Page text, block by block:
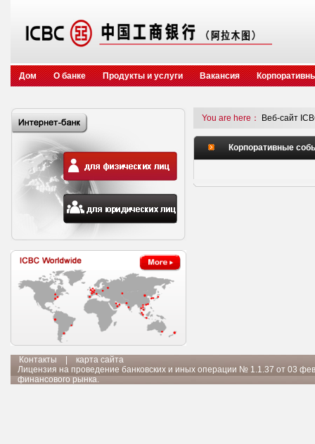
Дом О банке Продукты и услуги Вакансия
You are here： Веб-сайт
Корпоративные
Контакты
карта сайта
Лицензия на проведение банковских и иных операции № 1.1.37 от 03
финансового рынка.